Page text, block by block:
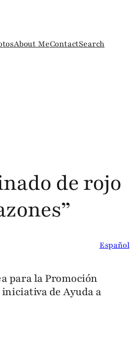
About MeContactSearch
de rojo
Español
para la Promoción
de Ayuda a